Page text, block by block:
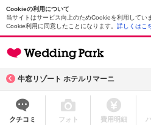
Cookieの利用について
当サイトはサービス向上のためCookieを利用してい
Cookie利用に同意したことになります。 詳しくはこ
牛窓リゾート ホテルリマーニ
クチコミ フォト 費用明細